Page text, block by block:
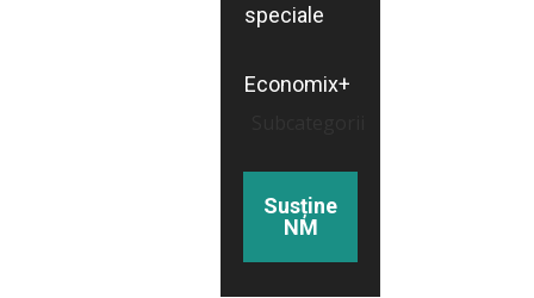
speciale
Economix+
Susține
NM